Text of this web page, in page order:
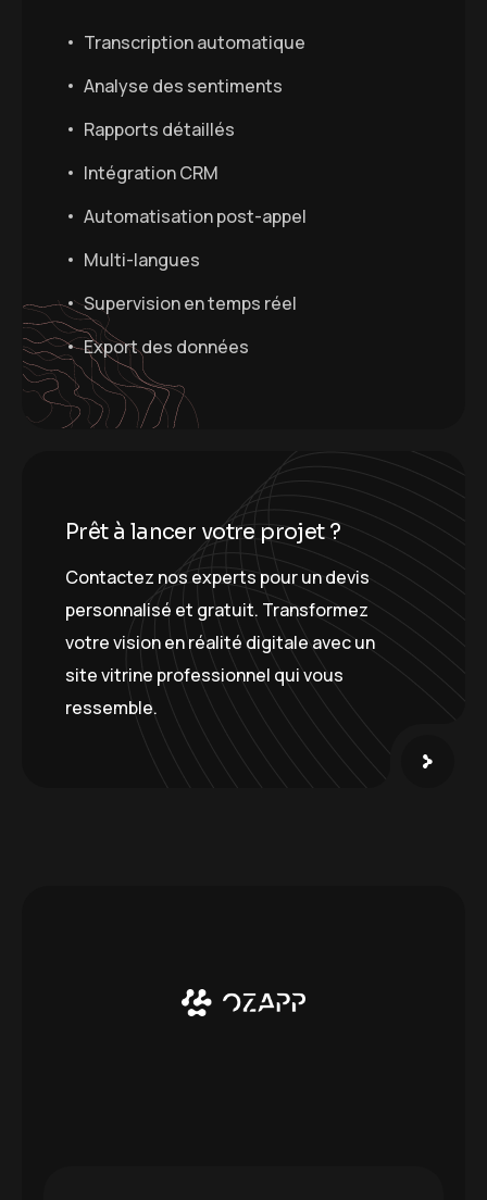
Transcription automatique
Analyse des sentiments
Rapports détaillés
Intégration CRM
Automatisation post-appel
Multi-langues
Supervision en temps réel
Export des données
Prêt à lancer votre projet ?
Contactez nos experts pour un devis
personnalisé et gratuit. Transformez
votre vision en réalité digitale avec un
site vitrine professionnel qui vous
ressemble.